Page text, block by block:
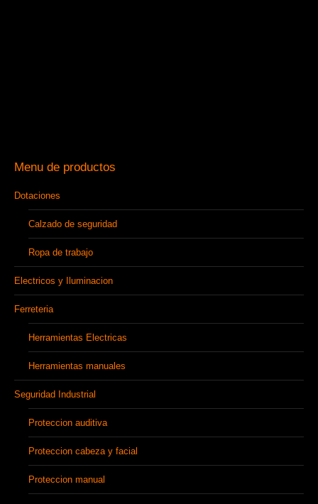
Menu de productos
Dotaciones
Calzado de seguridad
Ropa de trabajo
Electricos y Iluminacion
Ferreteria
Herramientas Electricas
Herramientas manuales
Seguridad Industrial
Proteccion auditiva
Proteccion cabeza y facial
Proteccion manual